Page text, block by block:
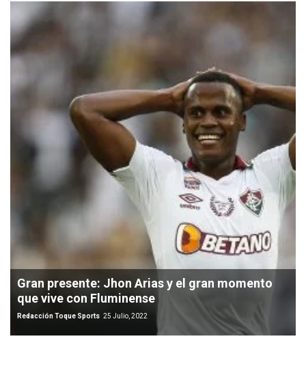
Gran presente: Jhon Arias y el gran momento
que vive con Fluminense
Redacción Toque Sports 25 Julio, 2022